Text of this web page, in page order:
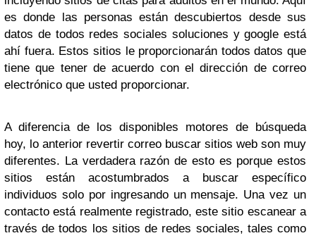
es donde las personas están descubiertos desde sus
datos de todos redes sociales soluciones y google está
ahí fuera. Estos sitios le proporcionarán todos datos que
tiene que tener de acuerdo con el dirección de correo
electrónico que usted proporcionar.
A diferencia de los disponibles motores de búsqueda
hoy, lo anterior revertir correo buscar sitios web son muy
diferentes. La verdadera razón de esto es porque estos
sitios están acostumbrados a buscar específico
individuos solo por ingresando un mensaje. Una vez un
contacto está realmente registrado, este sitio escanear a
través de todos los sitios de redes sociales, tales como